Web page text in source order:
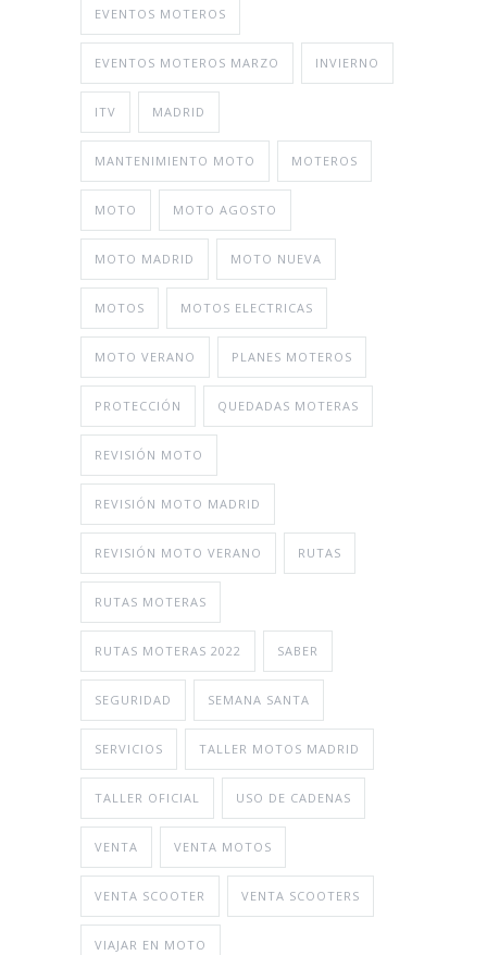
EVENTOS MOTEROS
EVENTOS MOTEROS MARZO INVIERNO
ITV MADRID
MANTENIMIENTO MOTO MOTEROS
MOTO MOTO AGOSTO
MOTO MADRID MOTO NUEVA
MOTOS MOTOS ELECTRICAS
MOTO VERANO PLANES MOTEROS
PROTECCIÓN QUEDADAS MOTERAS
REVISIÓN MOTO
REVISIÓN MOTO MADRID
REVISIÓN MOTO VERANO RUTAS
RUTAS MOTERAS
RUTAS MOTERAS 2022 SABER
SEGURIDAD SEMANA SANTA
SERVICIOS TALLER MOTOS MADRID
TALLER OFICIAL USO DE CADENAS
VENTA VENTA MOTOS
VENTA SCOOTER VENTA SCOOTERS
VIAJAR EN MOTO